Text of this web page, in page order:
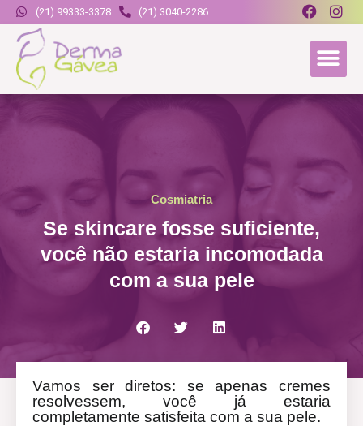
(21) 99333-3378 (21) 3040-2286
Cosmiatria
Se skincare fosse suficiente,
você não estaria incomodada
com a sua pele
Vamos ser diretos: se apenas cremes
resolvessem, você já estaria
completamente satisfeita com a sua pele.